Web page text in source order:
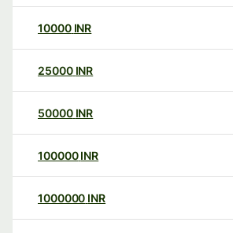
10000 INR
25000 INR
50000 INR
100000 INR
1000000 INR